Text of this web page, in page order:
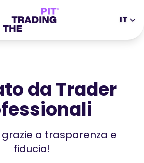
IT
DE
ES
IT
JA
AR
TR
da Trader
a trasparenza e
fiducia!